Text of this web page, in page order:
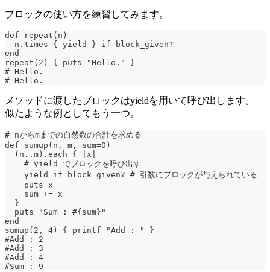
ブロックの使い方を練習してみます。
def repeat(n)
  n.times { yield } if block_given?
end
repeat(2) { puts "Hello." }
# Hello.
# Hello.
メソッドに渡したブロックはyieldを用いて呼び出します。
似たような例としてもう一つ。
# nからmまでの自然数の合計を求める
def sumup(n, m, sum=0)
  (n..m).each { |x|
    # yield でブロックを呼び出す
    yield if block_given? # 引数にブロックが与えられている
    puts x
    sum += x
  }
  puts "Sum : #{sum}"
end
sumup(2, 4) { printf "Add : " }
#Add : 2
#Add : 3
#Add : 4
#Sum : 9